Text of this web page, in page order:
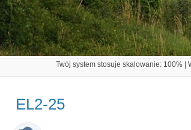
Twój system stosuje skalowanie: 100%
EL2-25